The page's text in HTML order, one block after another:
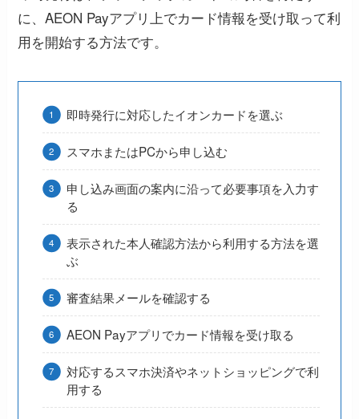
に、AEON Payアプリ上でカード情報を受け取って利
用を開始する方法です。
即時発行に対応したイオンカードを選ぶ
スマホまたはPCから申し込む
申し込み画面の案内に沿って必要事項を入力す
る
表示された本人確認方法から利用する方法を選
ぶ
審査結果メールを確認する
AEON Payアプリでカード情報を受け取る
対応するスマホ決済やネットショッピングで利
用する